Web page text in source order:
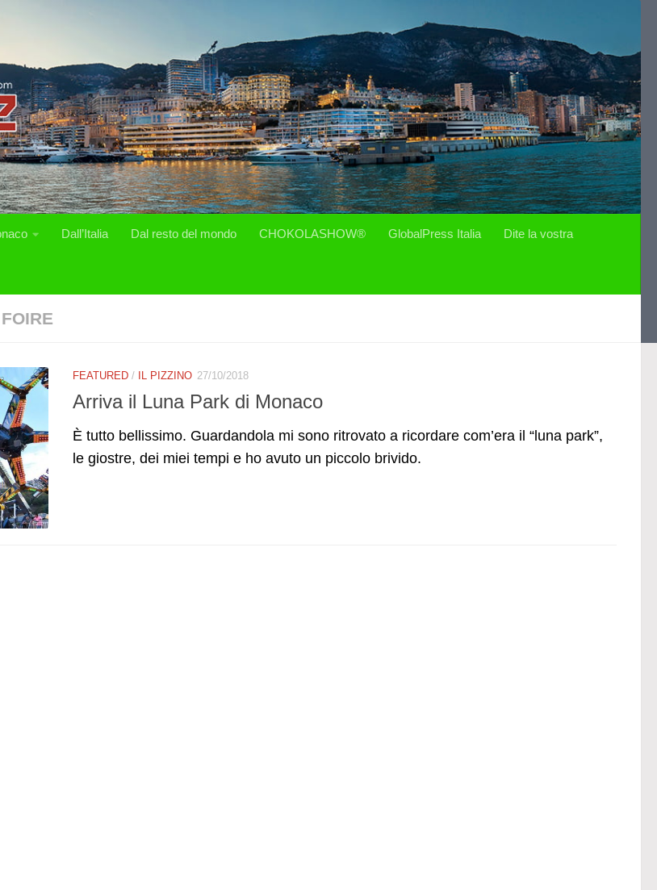
Dall’Italia Dal resto del mondo CHOKOLASHOW® GlobalPress Italia Dite la vostra
FOIRE
FEATURED / IL PIZZINO 27/10/2018
Arriva il Luna Park di Monaco
È tutto bellissimo. Guardandola mi sono ritrovato a ricordare com’era il “luna park”,
le giostre, dei miei tempi e ho avuto un piccolo brivido.